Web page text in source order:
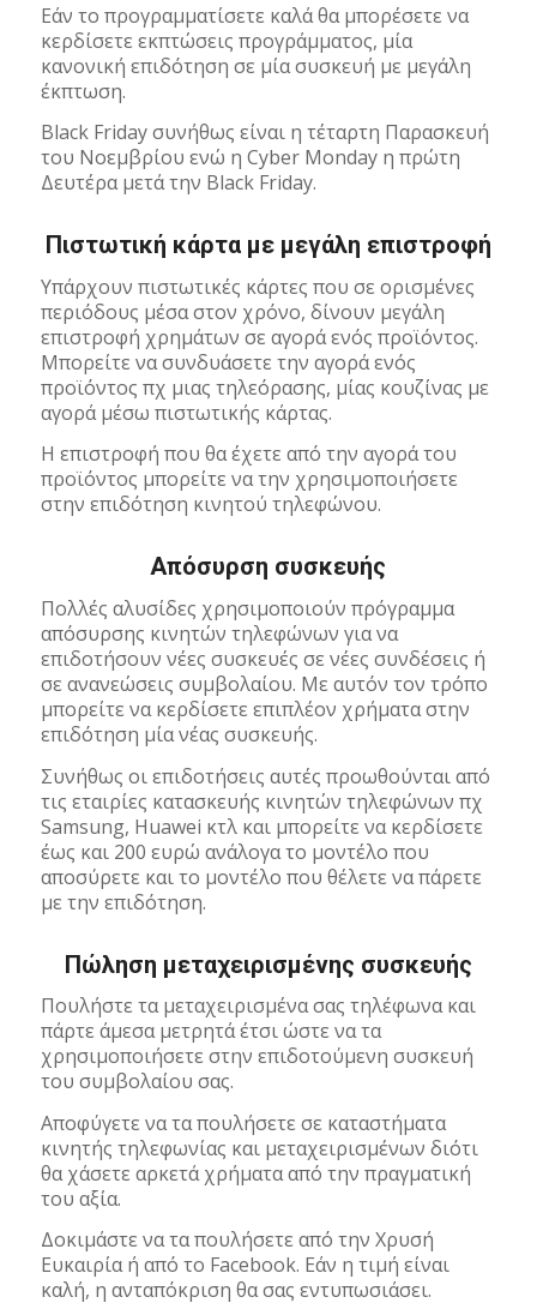
Εάν το προγραμματίσετε καλά θα μπορέσετε να
κερδίσετε εκπτώσεις προγράμματος, μία
κανονική επιδότηση σε μία συσκευή με μεγάλη
έκπτωση.
Black Friday συνήθως είναι η τέταρτη Παρασκευή
του Νοεμβρίου ενώ η Cyber Monday η πρώτη
Δευτέρα μετά την Black Friday.
Πιστωτική κάρτα με μεγάλη επιστροφή
Υπάρχουν πιστωτικές κάρτες που σε ορισμένες
περιόδους μέσα στον χρόνο, δίνουν μεγάλη
επιστροφή χρημάτων σε αγορά ενός προϊόντος.
Μπορείτε να συνδυάσετε την αγορά ενός
προϊόντος πχ μιας τηλεόρασης, μίας κουζίνας με
αγορά μέσω πιστωτικής κάρτας.
Η επιστροφή που θα έχετε από την αγορά του
προϊόντος μπορείτε να την χρησιμοποιήσετε
στην επιδότηση κινητού τηλεφώνου.
Απόσυρση συσκευής
Πολλές αλυσίδες χρησιμοποιούν πρόγραμμα
απόσυρσης κινητών τηλεφώνων για να
επιδοτήσουν νέες συσκευές σε νέες συνδέσεις ή
σε ανανεώσεις συμβολαίου. Με αυτόν τον τρόπο
μπορείτε να κερδίσετε επιπλέον χρήματα στην
επιδότηση μία νέας συσκευής.
Συνήθως οι επιδοτήσεις αυτές προωθούνται από
τις εταιρίες κατασκευής κινητών τηλεφώνων πχ
Samsung, Huawei κτλ και μπορείτε να κερδίσετε
έως και 200 ευρώ ανάλογα το μοντέλο που
αποσύρετε και το μοντέλο που θέλετε να πάρετε
με την επιδότηση.
Πώληση μεταχειρισμένης συσκευής
Πουλήστε τα μεταχειρισμένα σας τηλέφωνα και
πάρτε άμεσα μετρητά έτσι ώστε να τα
χρησιμοποιήσετε στην επιδοτούμενη συσκευή
του συμβολαίου σας.
Αποφύγετε να τα πουλήσετε σε καταστήματα
κινητής τηλεφωνίας και μεταχειρισμένων διότι
θα χάσετε αρκετά χρήματα από την πραγματική
του αξία.
Δοκιμάστε να τα πουλήσετε από την Χρυσή
Ευκαιρία ή από το Facebook. Εάν η τιμή είναι
καλή, η ανταπόκριση θα σας εντυπωσιάσει.